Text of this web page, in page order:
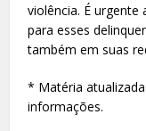
violência. É urgente
para esses
também em suas
* Matéria
informações.